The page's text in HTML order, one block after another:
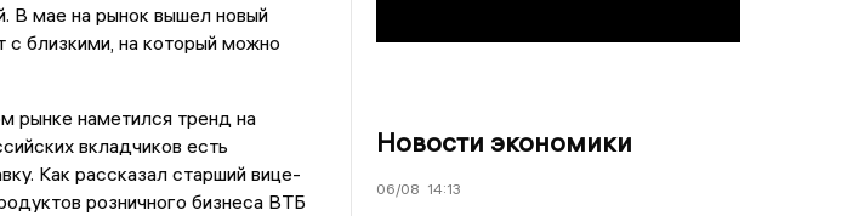
В мае на рынок вышел новый
с близкими, на который можно
рынке наметился тренд на
вкладчиков есть
Как рассказал старший вице-
розничного бизнеса ВТБ
Новости экономики
06/08 14:13